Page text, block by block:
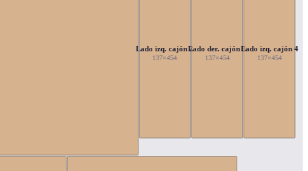
Lado izq. cajón 2
137×454
Lado der. cajón 3
137×454
Lado izq. cajón 4
137×454